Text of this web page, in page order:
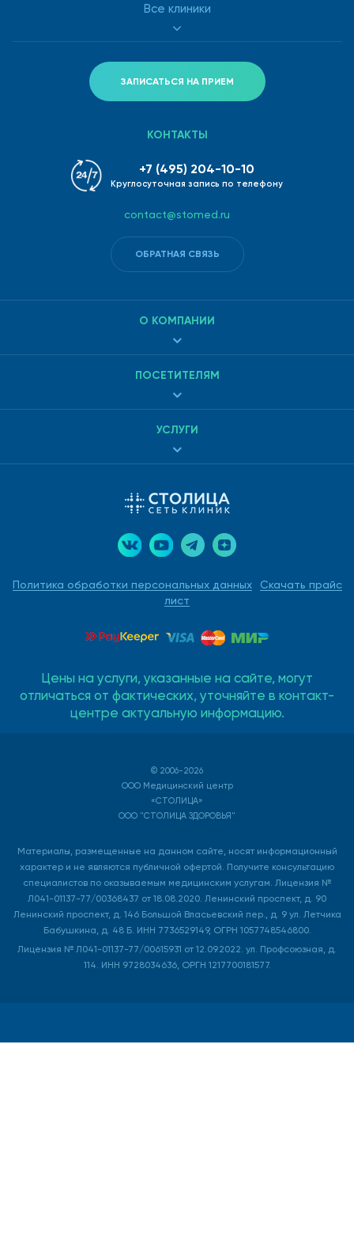
Все клиники
ЗАПИСАТЬСЯ НА ПРИЕМ
Политика обработки персональных данных
Скачать прайс
лист
О КОМПАНИИ
ПОСЕТИТЕЛЯМ
УСЛУГИ
КОНТАКТЫ
+7 (495) 204-10-10
Круглосуточная запись по телефону
contact@stomed.ru
ОБРАТНАЯ СВЯЗЬ
Цены на услуги, указанные на сайте, могут
отличаться от фактических, уточняйте в контакт-
центре актуальную информацию.
© 2006-2026
ООО Медицинский центр
«СТОЛИЦА»
ООО "СТОЛИЦА ЗДОРОВЬЯ"
Материалы, размещенные на данном сайте, носят информационный
характер и не являются публичной офертой. Получите консультацию
специалистов по оказываемым медицинским услугам. Лицензия №
Л041-01137-77/00368437 от 18.08.2020. Ленинский проспект, д. 90
Ленинский проспект, д. 146 Большой Власьевский пер., д. 9 ул. Летчика
Бабушкина, д. 48 Б. ИНН 7736529149, ОГРН 1057748546800.
Лицензия № Л041-01137-77/00615931 от 12.09.2022. ул. Профсоюзная, д.
114. ИНН 9728034636, ОРГН 1217700181577.